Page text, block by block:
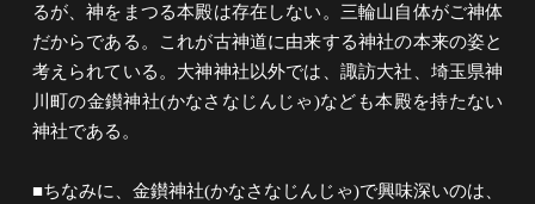
るが、神をまつる本殿は存在しない。三輪山自体がご神体
だからである。これが古神道に由来する神社の本来の姿と
考えられている。大神神社以外では、諏訪大社、埼玉県神
川町の金鑚神社(かなさなじんじゃ)なども本殿を持たない
神社である。
■ちなみに、金鑚神社(かなさなじんじゃ)で興味深いのは、